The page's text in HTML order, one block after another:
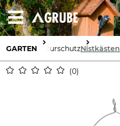
GARTEN NaturschutzNistkästen
0